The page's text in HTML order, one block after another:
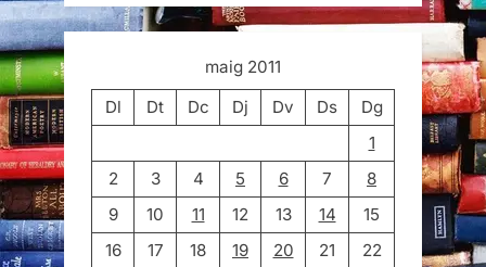
maig 2011
Dl
Dt Dc Dj Dv Ds
Dg
1
2
3 4 5 6 7
8
9
10 11 12 13 14
15
16
17 18 19 20 21
22